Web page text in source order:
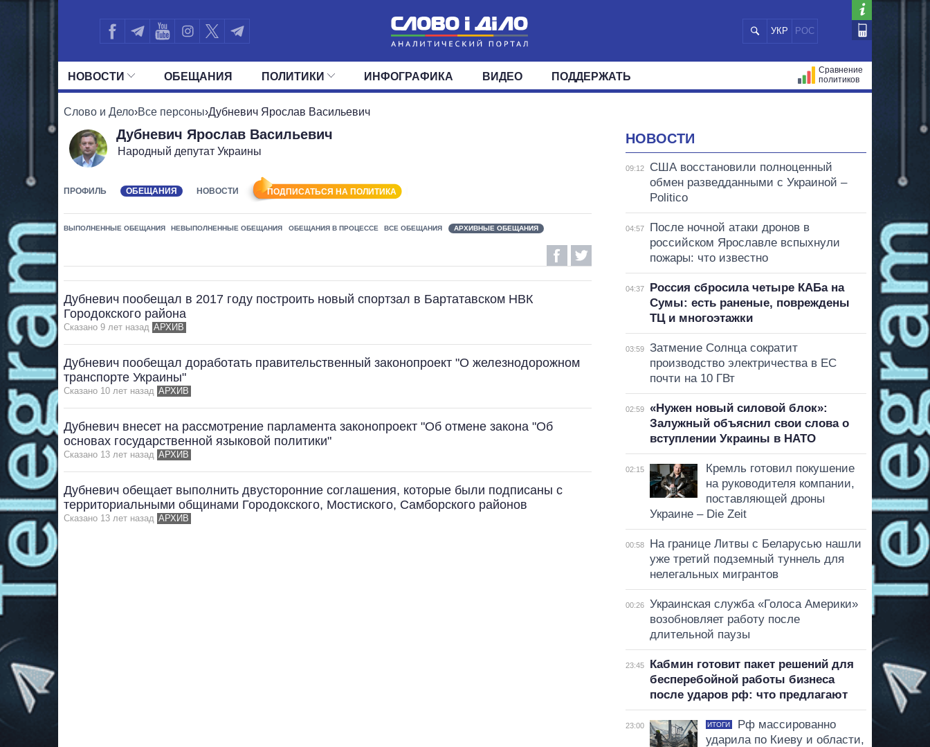
УКР РОС
НОВОСТИ
ЛЕНТА СОБЫТИЯ
ОБЕЩАНИЯ ПОЛИТИКИ
ВСЕ ПОЛИТИКИ ПРЕЗИДЕНТ И ОФИС ВЕРХОВНАЯ РАДА
ИНФОГРАФИКА ВИДЕО ПОДДЕРЖАТЬ
Сравнение
политиков
Слово и Дело›Все персоны›Дубневич Ярослав Васильевич
Дубневич Ярослав Васильевич
Народный депутат Украины
ПРОФИЛЬ ОБЕЩАНИЯ НОВОСТИ ПОДПИСАТЬСЯ НА ПОЛИТИКА
ВЫПОЛНЕННЫЕ ОБЕЩАНИЯ НЕВЫПОЛНЕННЫЕ ОБЕЩАНИЯ ОБЕЩАНИЯ В ПРОЦЕССЕ ВСЕ ОБЕЩАНИЯ АРХИВНЫЕ ОБЕЩАНИЯ
Дубневич пообещал в 2017 году построить новый спортзал в Бартатавском НВК
Городокского района
Сказано 9 лет назад АРХИВ
Дубневич пообещал доработать правительственный законопроект "О железнодорожном
транспорте Украины"
Сказано 10 лет назад АРХИВ
Дубневич внесет на рассмотрение парламента законопроект "Об отмене закона "Об
основах государственной языковой политики"
Сказано 13 лет назад АРХИВ
Дубневич обещает выполнить двусторонние соглашения, которые были подписаны с
территориальными общинами Городокского, Мостиского, Самборского районов
Сказано 13 лет назад АРХИВ
НОВОСТИ
09:12
США восстановили полноценный
обмен разведданными с Украиной –
Politico
04:57
После ночной атаки дронов в
российском Ярославле вспыхнули
пожары: что известно
04:37
Россия сбросила четыре КАБа на
Сумы: есть раненые, повреждены
ТЦ и многоэтажки
03:59
Затмение Солнца сократит
производство электричества в ЕС
почти на 10 ГВт
02:59
«Нужен новый силовой блок»:
Залужный объяснил свои слова о
вступлении Украины в НАТО
02:15
Кремль готовил покушение
на руководителя компании,
поставляющей дроны
Украине – Die Zeit
00:58
На границе Литвы с Беларусью нашли
уже третий подземный туннель для
нелегальных мигрантов
00:26
Украинская служба «Голоса Америки»
возобновляет работу после
длительной паузы
23:45
Кабмин готовит пакет решений для
бесперебойной работы бизнеса
после ударов рф: что предлагают
23:00 ИТОГИ
Рф массированно
ударила по Киеву и области,